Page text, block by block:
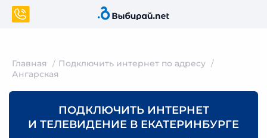
Главная
Подключить интернет по адресу
Ангарская
ПОДКЛЮЧИТЬ ИНТЕРНЕТ
И ТЕЛЕВИДЕНИЕ В ЕКАТЕРИНБУРГЕ